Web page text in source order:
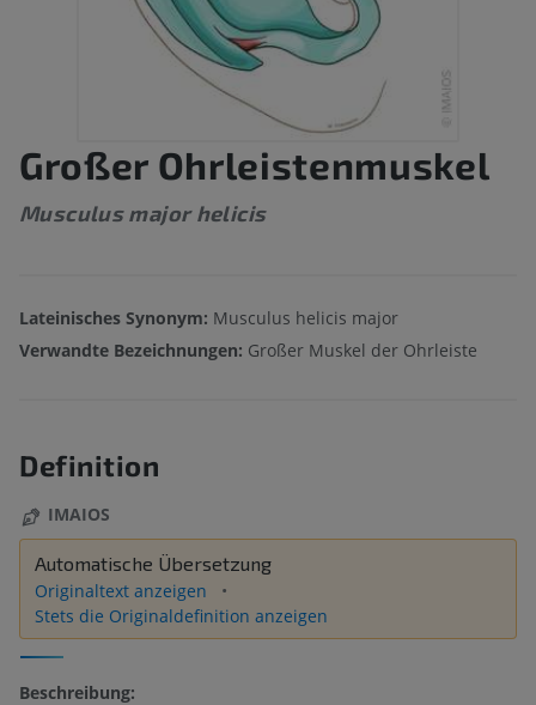
Großer Ohrleistenmuskel
Musculus major helicis
Lateinisches Synonym: Musculus helicis major
Verwandte Bezeichnungen: Großer Muskel der Ohrleiste
Definition
IMAIOS
Automatische Übersetzung
Originaltext anzeigen
Stets die Originaldefinition anzeigen
Beschreibung: